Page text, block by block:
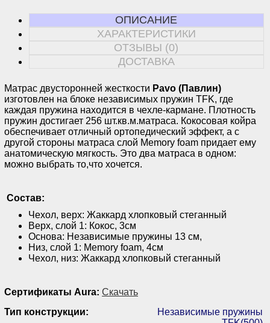
ОПИСАНИЕ
ХАРАКТЕРИСТИКИ
ОТЗЫВЫ (0)
ДОСТАВКА
Матрас двусторонней жесткости Pavo (Павлин)
изготовлен на блоке независимых пружин TFK, где
каждая пружина находится в чехле-кармане. Плотность
пружин достигает 256 шт.кв.м.матраса. Кокосовая койра
обеспечивает отличный ортопедический эффект, а с
другой стороны матраса слой Memory foam придает ему
анатомическую мягкость. Это два матраса в одном:
можно выбрать то,что хочется.
Состав:
Чехол, верх: Жаккард хлопковый стеганный
Верх, слой 1: Кокос, 3см
Основа: Независимые пружины 13 см,
Низ, слой 1: Memory foam, 4см
Чехол, низ: Жаккард хлопковый стеганный
Сертификаты Aura: Скачать
Тип конструкции:
Независимые пружины